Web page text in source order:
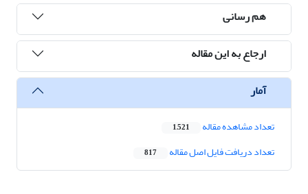
هم رسانی
ارجاع به این مقاله
آمار
تعداد مشاهده مقاله 1,521
تعداد دریافت فایل اصل مقاله 817